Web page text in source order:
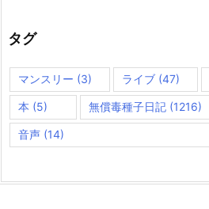
タグ
マンスリー (3) ライブ(47)
本 (5) 無償毒種子日記(1216)
音声 (14)